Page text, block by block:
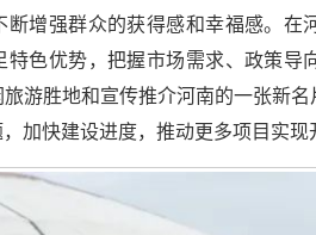
断增强群众的获得感和幸福感。
特色优势，把握市场需求、政策
游胜地和宣传推介河南的一张新
加快建设进度，推动更多项目实